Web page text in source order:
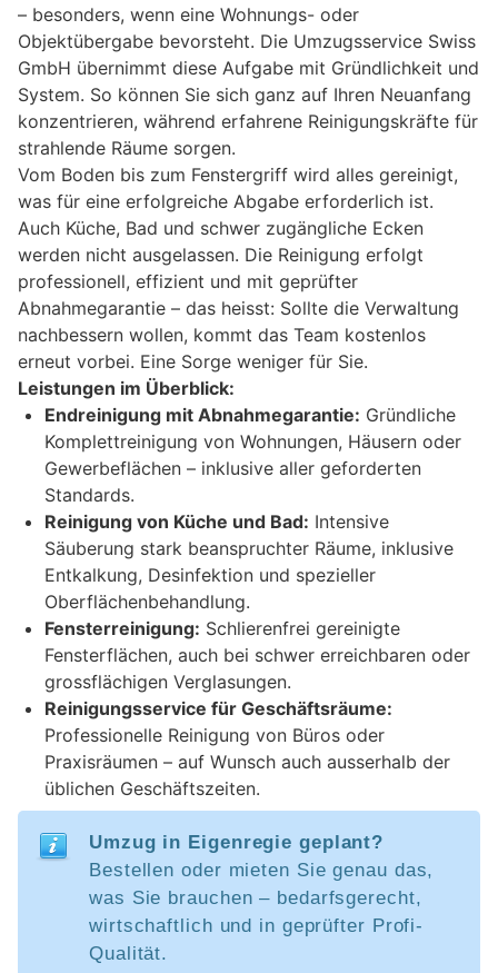
– besonders, wenn eine Wohnungs- oder
Objektübergabe bevorsteht. Die Umzugsservice Swiss
GmbH übernimmt diese Aufgabe mit Gründlichkeit und
System. So können Sie sich ganz auf Ihren Neuanfang
konzentrieren, während erfahrene Reinigungskräfte für
strahlende Räume sorgen.
Vom Boden bis zum Fenstergriff wird alles gereinigt,
was für eine erfolgreiche Abgabe erforderlich ist.
Auch Küche, Bad und schwer zugängliche Ecken
werden nicht ausgelassen. Die Reinigung erfolgt
professionell, effizient und mit geprüfter
Abnahmegarantie – das heisst: Sollte die Verwaltung
nachbessern wollen, kommt das Team kostenlos
erneut vorbei. Eine Sorge weniger für Sie.
Leistungen im Überblick:
Endreinigung mit Abnahmegarantie: Gründliche
Komplettreinigung von Wohnungen, Häusern oder
Gewerbeflächen – inklusive aller geforderten
Standards.
Reinigung von Küche und Bad: Intensive
Säuberung stark beanspruchter Räume, inklusive
Entkalkung, Desinfektion und spezieller
Oberflächenbehandlung.
Fensterreinigung: Schlierenfrei gereinigte
Fensterflächen, auch bei schwer erreichbaren oder
grossflächigen Verglasungen.
Reinigungsservice für Geschäftsräume:
Professionelle Reinigung von Büros oder
Praxisräumen – auf Wunsch auch ausserhalb der
üblichen Geschäftszeiten.
Umzug in Eigenregie geplant?
Bestellen oder mieten Sie genau das,
was Sie brauchen – bedarfsgerecht,
wirtschaftlich und in geprüfter Profi-
Qualität.